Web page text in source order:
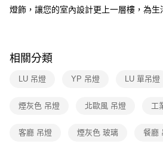
AFTEE先享後付是「在收到商品之後才付款」
便利好安心！
１．於結帳方式選擇「AFTEE先享後付」後，
２．訂單成立數日內，您將收到繳費通知簡訊
３．收到繳費通知簡訊後14天內，點擊此簡訊
※ 請注意：結帳手續完成當下不需立刻繳費，
新竹貨運宅配
燈飾，讓您的室內設計更上一層樓，為生
相關分類
LU 吊燈 YP 吊燈 LU 單吊燈
煙灰色 吊燈 北歐風 吊燈 工
客廳 吊燈 煙灰色 玻璃 餐廳